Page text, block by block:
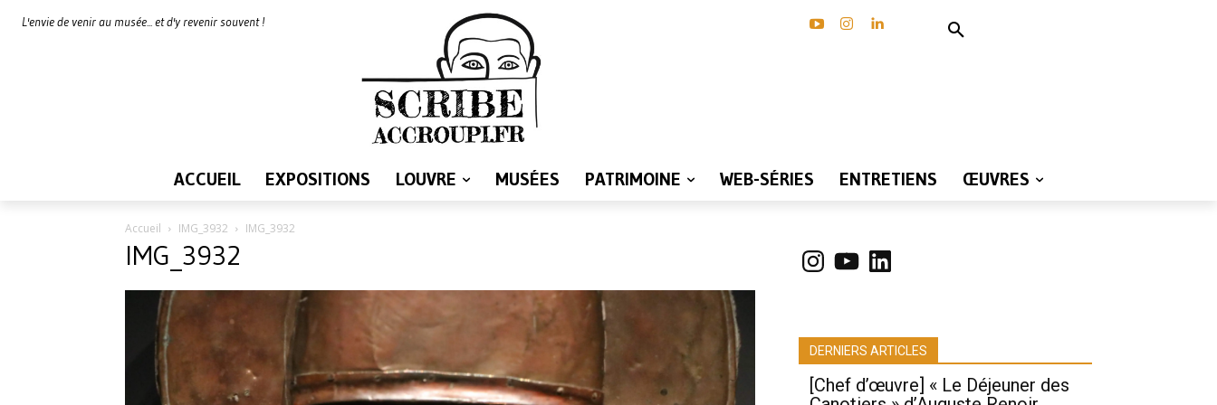
L'envie de venir au musée... et d'y revenir souvent !
ACCUEIL EXPOSITIONS LOUVRE MUSÉES PATRIMOINE WEB-SÉRIES ENTRETIENS ŒUVRES
Accueil IMG_3932 IMG_3932
IMG_3932 Instagram
YouTubeLinkedIn
DERNIERS ARTICLES
[Chef d’œuvre] « Le Déjeuner des